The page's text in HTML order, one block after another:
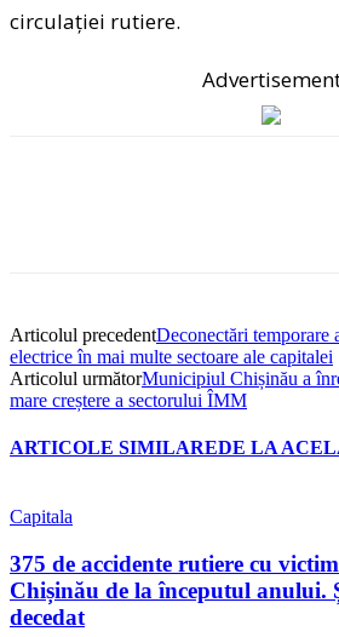
circulației rutiere.
Articolul precedentDeconectări temporare
electrice în mai multe sectoare ale capitalei
Articolul următorMunicipiul Chișinău a
mare creștere a sectorului ÎMM
ARTICOLE SIMILAREDE LA
Capitala
375 de accidente rutiere cu
Chișinău de la începutul anului.
decedat